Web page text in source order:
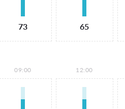
73 65
09:00 12:00